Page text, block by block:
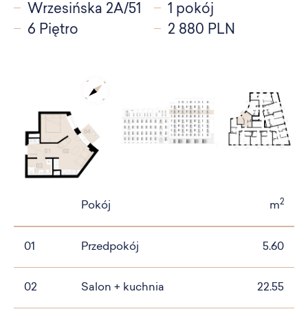
Wrzesińska 2A/51
1 pokój
6 Piętro
2 880 PLN
Pokój m2
01 Przedpokój 5.60
02 Salon + kuchnia 22.55